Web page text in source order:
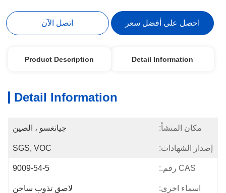
احصل على أفضل سعر اتصل الآن
Detail Information
Product Description
Detail Information
مكان المنشأ: جيانغسو ، الصين
إصدار الشهادات: SGS, VOC
CAS رقم.: 9009-54-5
اسماء اخرى: لاصق تذوب ساخن